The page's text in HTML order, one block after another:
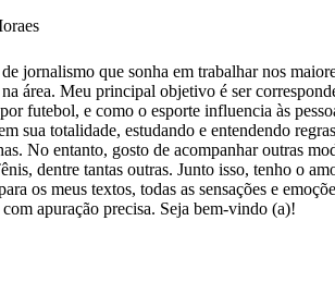
jornalismo que sonha em trabalhar nos
área. Meu principal objetivo é ser
futebol, e como o esporte influencia às
sua totalidade, estudando e entendendo
No entanto, gosto de acompanhar outras
dentre tantas outras. Junto isso, tenho o
os meus textos, todas as sensações e
com apuração precisa. Seja bem-vindo (a)!